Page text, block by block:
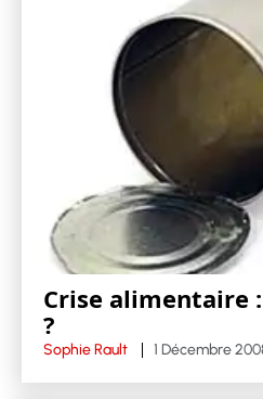
Crise alimentaire
?
Sophie Rault 1 Décembre